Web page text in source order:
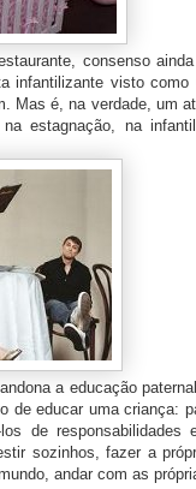
consenso ainda
infantilizante visto como
Mas é, na verdade, um
estagnação, na
a educação
educar uma criança:
de responsabilidades
sozinhos, fazer a
andar com as